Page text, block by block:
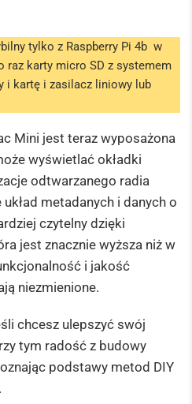
tylko z Raspberry Pi 4b w
raz karty micro SD z systemem
i kartę i zasilacz liniowy lub
Mini jest teraz wyposażona
wyświetlać okładki
odtwarzanego radia
metadanych i danych o
czytelny dzięki
jest znacznie wyższa niż w
i jakość
niezmienione.
chcesz ulepszyć swój
tym radość z budowy
podstawy metod DIY